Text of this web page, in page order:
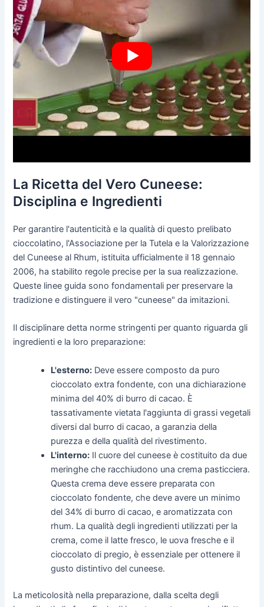
La Ricetta del Vero Cuneese:
Disciplina e Ingredienti
Per garantire l'autenticità e la qualità di questo prelibato
cioccolatino, l'Associazione per la Tutela e la Valorizzazione
del Cuneese al Rhum, istituita ufficialmente il 18 gennaio
2006, ha stabilito regole precise per la sua realizzazione.
Queste linee guida sono fondamentali per preservare la
tradizione e distinguere il vero "cuneese" da imitazioni.
Il disciplinare detta norme stringenti per quanto riguarda gli
ingredienti e la loro preparazione:
L'esterno: Deve essere composto da puro
cioccolato extra fondente, con una dichiarazione
minima del 40% di burro di cacao. È
tassativamente vietata l'aggiunta di grassi vegetali
diversi dal burro di cacao, a garanzia della
purezza e della qualità del rivestimento.
L'interno: Il cuore del cuneese è costituito da due
meringhe che racchiudono una crema pasticciera.
Questa crema deve essere preparata con
cioccolato fondente, che deve avere un minimo
del 34% di burro di cacao, e aromatizzata con
rhum. La qualità degli ingredienti utilizzati per la
crema, come il latte fresco, le uova fresche e il
cioccolato di pregio, è essenziale per ottenere il
gusto distintivo del cuneese.
La meticolosità nella preparazione, dalla scelta degli